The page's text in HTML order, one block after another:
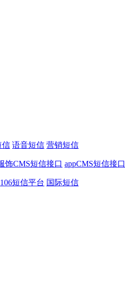
信 语音短信 营销短信
饰CMS短信接口 appCMS短信接口
106短信平台 国际短信